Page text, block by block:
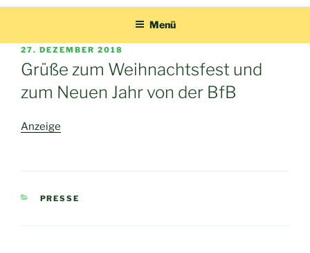
Menü
VERÖFFENTLICHT
AM
27. DEZEMBER 2018
Grüße zum Weihnachtsfest und
zum Neuen Jahr von der BfB
Anzeige
KATEGORIEN
PRESSE